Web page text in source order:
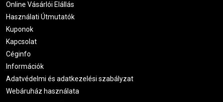
Online Vásárlói Elállás
Használati Útmutatók
Kuponok
Kapcsolat
Céginfo
Információk
Adatvédelmi és adatkezelési szabályzat
Webáruház használata